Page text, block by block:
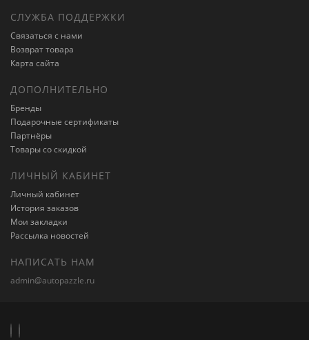
СЛУЖБА ПОДДЕРЖКИ
Связаться с нами
Возврат товара
Карта сайта
ДОПОЛНИТЕЛЬНО
Бренды
Подарочные сертификаты
Партнёры
Товары со скидкой
ЛИЧНЫЙ КАБИНЕТ
Личный кабинет
История заказов
Мои закладки
Рассылка новостей
НАПИСАТЬ НАМ
admin@autopazzle.ru